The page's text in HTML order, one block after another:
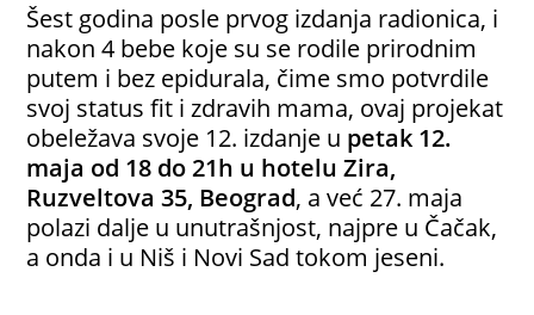
Šest godina posle prvog izdanja radionica, i
nakon 4 bebe koje su se rodile prirodnim
putem i bez epidurala, čime smo potvrdile
svoj status fit i zdravih mama, ovaj projekat
obeležava svoje 12. izdanje u petak 12.
maja od 18 do 21h u hotelu Zira,
Ruzveltova 35, Beograd, a već 27. maja
polazi dalje u unutrašnjost, najpre u Čačak,
a onda i u Niš i Novi Sad tokom jeseni.